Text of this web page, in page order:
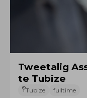
Tweetalig
te Tubize
Tubize fulltime